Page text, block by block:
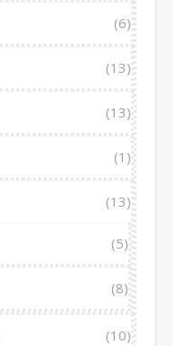
(6)
(13)
(13)
(1)
(13)
(5)
(8)
(10)